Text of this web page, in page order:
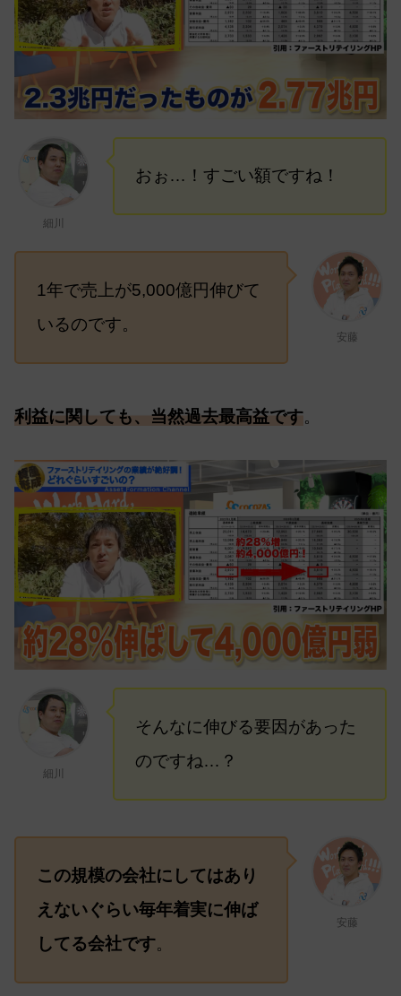
細川
おぉ…！すごい額ですね！
安藤
1年で売上が5,000億円伸びて
いるのです。
利益に関しても、当然過去最高益です。
細川
そんなに伸びる要因があった
のですね…？
安藤
この規模の会社にしてはあり
えないぐらい毎年着実に伸ば
してる会社です。